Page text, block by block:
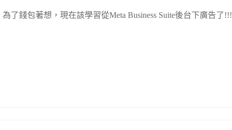
了錢包著想，現在該學習從Meta Business Suite後台下廣告了!!!